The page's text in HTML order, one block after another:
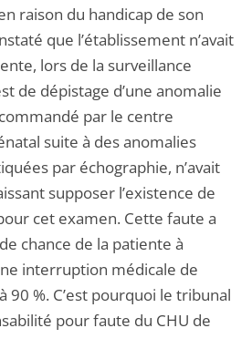
raison du handicap de son
que l’établissement n’avait
lors de la surveillance
de dépistage d’une anomalie
par le centre
suite à des anomalies
par échographie, n’avait
supposer l’existence de
cet examen. Cette faute a
chance de la patiente à
interruption médicale de
90 %. C’est pourquoi le tribunal
pour faute du CHU de